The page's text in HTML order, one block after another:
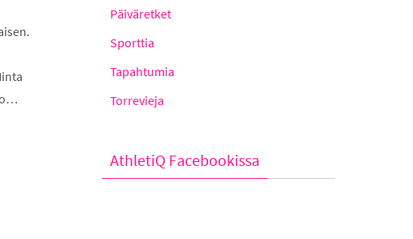
Päiväretket
Sporttia
Tapahtumia
Torrevieja
AthletiQ Facebookissa